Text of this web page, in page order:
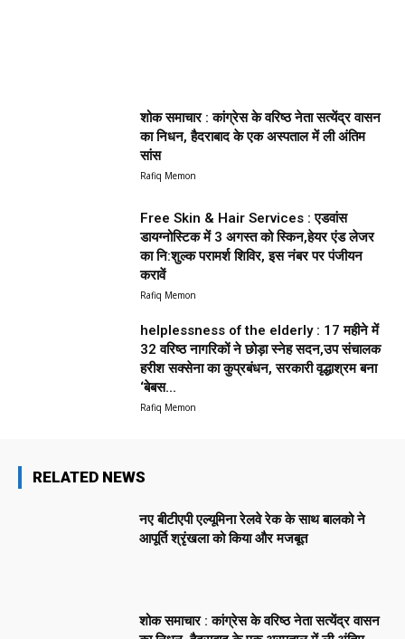
शोक समाचार : कांग्रेस के वरिष्ठ नेता सत्येंद्र वासन
का निधन, हैदराबाद के एक अस्पताल में ली अंतिम
सांस
Rafiq Memon
Free Skin & Hair Services : एडवांस
डायग्नोस्टिक में 3 अगस्त को स्किन,हेयर एंड लेजर
का नि:शुल्क परामर्श शिविर, इस नंबर पर पंजीयन
करावें
Rafiq Memon
helplessness of the elderly : 17 महीने में
32 वरिष्ठ नागरिकों ने छोड़ा स्नेह सदन,उप संचालक
हरीश सक्सेना का कुप्रबंधन, सरकारी वृद्धाश्रम बना
‘बेबस...
Rafiq Memon
RELATED NEWS
नए बीटीएपी एल्यूमिना रेलवे रेक के साथ बालको ने
आपूर्ति श्रृंखला को किया और मजबूत
शोक समाचार : कांग्रेस के वरिष्ठ नेता सत्येंद्र वासन